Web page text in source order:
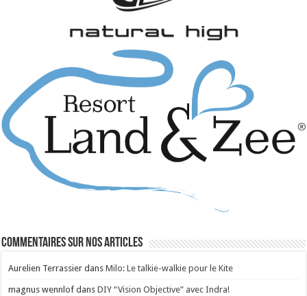
Commentaires sur nos articles
Aurelien Terrassier dansMilo: Le talkie-walkie pour le Kite
magnus wennlof dansDIY “Vision Objective” avec Indra!